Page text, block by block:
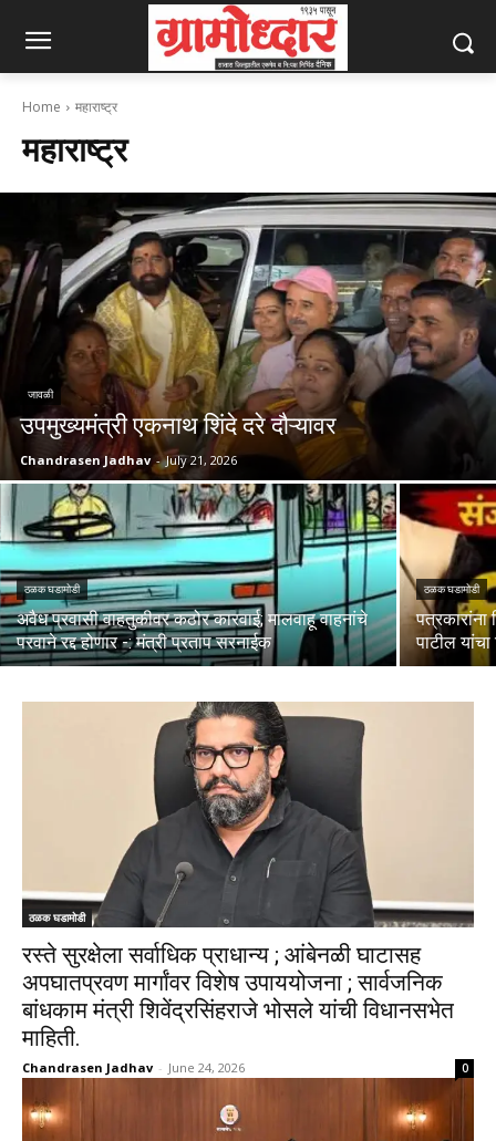
Home महाराष्ट्र
महाराष्ट्र
जावळी
उपमुख्यमंत्री एकनाथ शिंदे दरे दौऱ्यावर
Chandrasen Jadhav - July 21, 2026
ठळक घडामोडी
अवैध प्रवासी वाहतुकीवर कठोर कारवाई; मालवाहू वाहनांचे
परवाने रद्द होणार -: मंत्री प्रताप सरनाईक
ठळक घडामोडी
पत्रकारांना
पाटील
ठळक घडामोडी
रस्ते सुरक्षेला सर्वाधिक प्राधान्य ; आंबेनळी घाटासह
अपघातप्रवण मार्गांवर विशेष उपाययोजना ; सार्वजनिक
बांधकाम मंत्री शिवेंद्रसिंहराजे भोसले यांची विधानसभेत
माहिती.
Chandrasen Jadhav - June 24, 2026 0